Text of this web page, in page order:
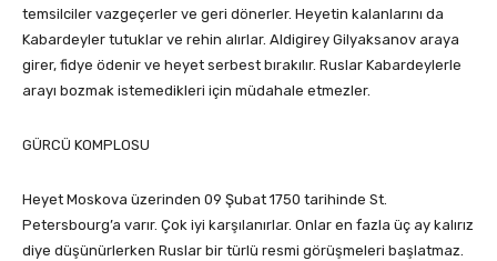
temsilciler vazgeçerler ve geri dönerler. Heyetin kalanlarını da
Kabardeyler tutuklar ve rehin alırlar. Aldigirey Gilyaksanov araya
girer, fidye ödenir ve heyet serbest bırakılır. Ruslar Kabardeylerle
arayı bozmak istemedikleri için müdahale etmezler.
GÜRCÜ KOMPLOSU
Heyet Moskova üzerinden 09 Şubat 1750 tarihinde St.
Petersbourg’a varır. Çok iyi karşılanırlar. Onlar en fazla üç ay kalırız
diye düşünürlerken Ruslar bir türlü resmi görüşmeleri başlatmaz.